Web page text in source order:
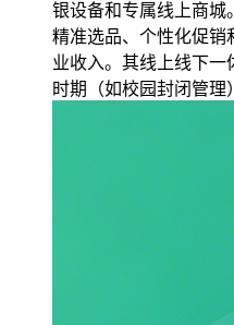
银设备和专属线上商城
精准选品、个性化促销
业收入。其线上线下一
时期（如校园封闭管理